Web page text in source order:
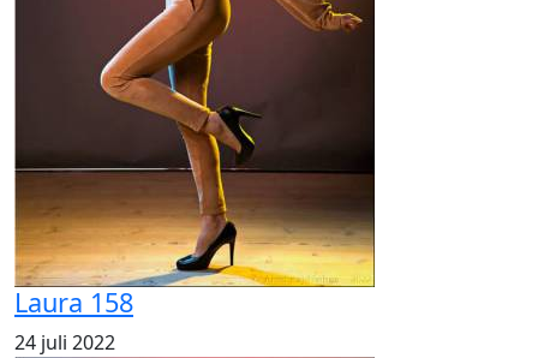
Laura 158
24 juli 2022